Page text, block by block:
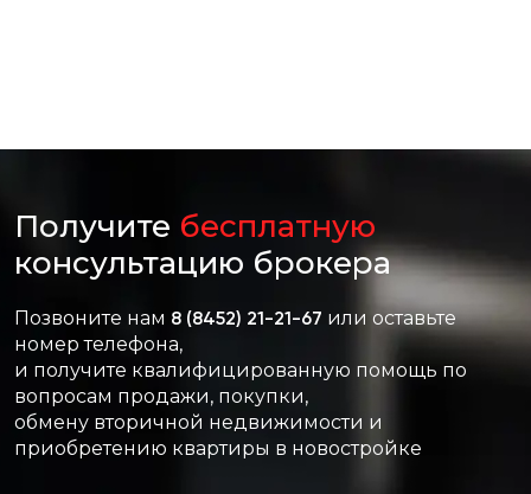
Получите бесплатную
консультацию брокера
Позвоните нам 8 (8452) 21-21-67 или оставьте
номер телефона,
и получите квалифицированную помощь по
вопросам продажи, покупки,
обмену вторичной недвижимости и
приобретению квартиры в новостройке